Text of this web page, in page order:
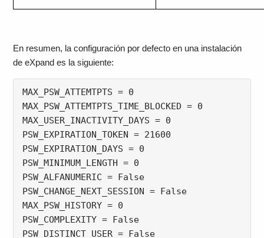
En resumen, la configuración por defecto en una instalación
de eXpand es la siguiente:
MAX_PSW_ATTEMTPTS = 0
MAX_PSW_ATTEMTPTS_TIME_BLOCKED = 0
MAX_USER_INACTIVITY_DAYS = 0
PSW_EXPIRATION_TOKEN = 21600
PSW_EXPIRATION_DAYS = 0
PSW_MINIMUM_LENGTH = 0
PSW_ALFANUMERIC = False
PSW_CHANGE_NEXT_SESSION = False
MAX_PSW_HISTORY = 0
PSW_COMPLEXITY = False
PSW_DISTINCT_USER = False